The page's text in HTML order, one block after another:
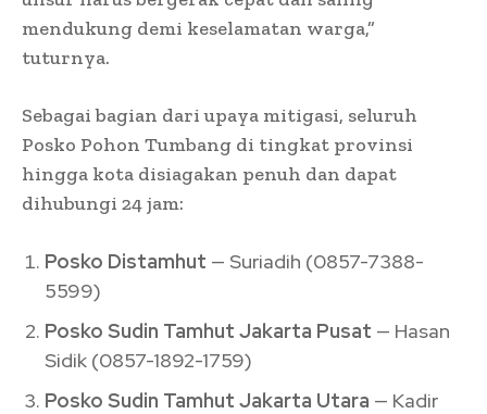
mendukung demi keselamatan warga,”
tuturnya.
Sebagai bagian dari upaya mitigasi, seluruh
Posko Pohon Tumbang di tingkat provinsi
hingga kota disiagakan penuh dan dapat
dihubungi 24 jam:
Posko Distamhut — Suriadih (0857-7388-
5599)
Posko Sudin Tamhut Jakarta Pusat — Hasan
Sidik (0857-1892-1759)
Posko Sudin Tamhut Jakarta Utara — Kadir